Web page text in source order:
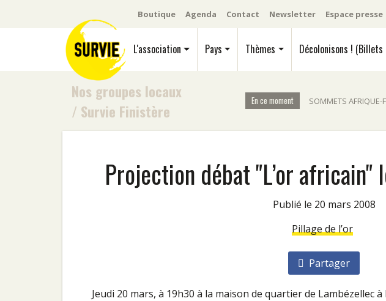
Boutique Agenda Contact Newsletter Espace presse
L'association Pays Thèmes Décolonisons ! (Billets
Nos groupes locaux
/ Survie Finistère
En ce moment SOMMETS AFRIQUE-
Projection débat "L’or
Publié le 20 mars 2008
Pillage de l’or
Partager
Jeudi 20 mars, à 19h30 à la maison de quartier de Lambézellec à